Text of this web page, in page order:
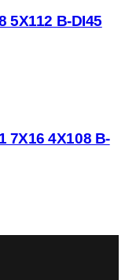
5Χ112 Β-DI45
7Χ16 4Χ108 Β-